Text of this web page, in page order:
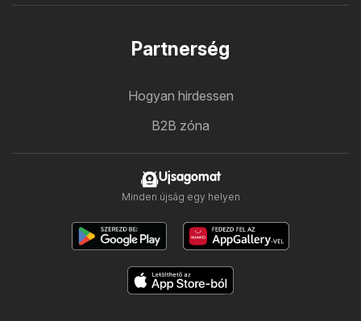
Partnerség
Hogyan hirdessen
B2B zóna
Ujsagomat
Minden újság egy helyen